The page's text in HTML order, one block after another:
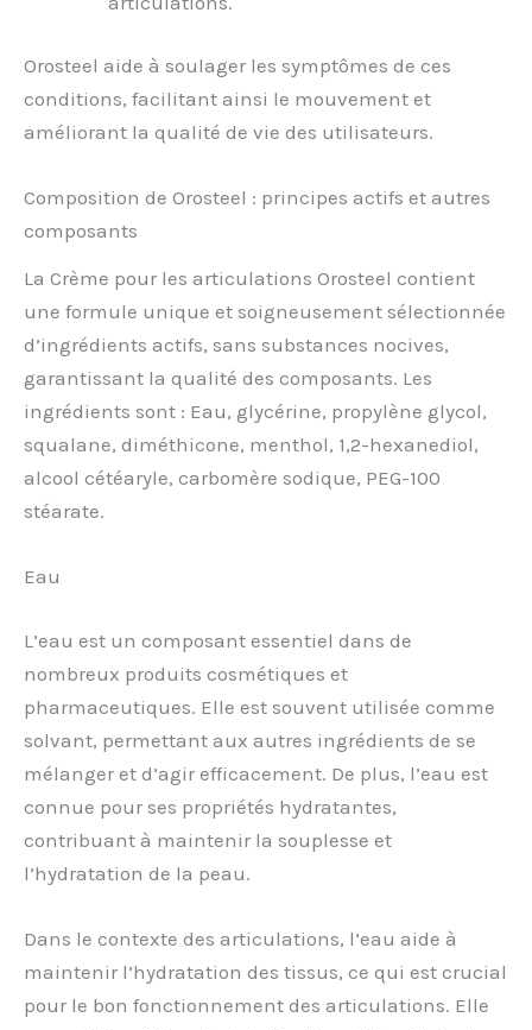
Orosteel aide à soulager les symptômes de ces
conditions, facilitant ainsi le mouvement et
améliorant la qualité de vie des utilisateurs.
Composition de Orosteel : principes actifs et autres
composants
La Crème pour les articulations Orosteel contient
une formule unique et soigneusement sélectionnée
d’ingrédients actifs, sans substances nocives,
garantissant la qualité des composants. Les
ingrédients sont : Eau, glycérine, propylène glycol,
squalane, diméthicone, menthol, 1,2-hexanediol,
alcool cétéaryle, carbomère sodique, PEG-100
stéarate.
Eau
L’eau est un composant essentiel dans de
nombreux produits cosmétiques et
pharmaceutiques. Elle est souvent utilisée comme
solvant, permettant aux autres ingrédients de se
mélanger et d’agir efficacement. De plus, l’eau est
connue pour ses propriétés hydratantes,
contribuant à maintenir la souplesse et
l’hydratation de la peau.
Dans le contexte des articulations, l’eau aide à
maintenir l’hydratation des tissus, ce qui est crucial
pour le bon fonctionnement des articulations. Elle